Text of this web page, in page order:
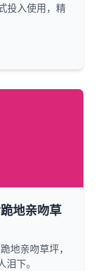
投入使用，精
地亲吻草
地亲吻草坪，
下。